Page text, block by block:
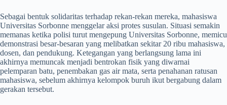
Sebagai bentuk solidaritas terhadap rekan-rekan mereka, mahasiswa
Universitas Sorbonne menggelar aksi protes susulan. Situasi semakin
memanas ketika polisi turut mengepung Universitas Sorbonne, memicu
demonstrasi besar-besaran yang melibatkan sekitar 20 ribu mahasiswa,
dosen, dan pendukung. Ketegangan yang berlangsung lama ini
akhirnya memuncak menjadi bentrokan fisik yang diwarnai
pelemparan batu, penembakan gas air mata, serta penahanan ratusan
mahasiswa, sebelum akhirnya kelompok buruh ikut bergabung dalam
gerakan tersebut.